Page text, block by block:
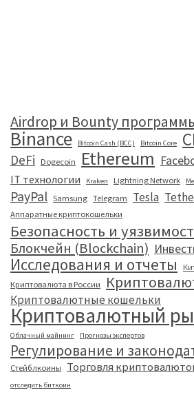
Airdrop и Bounty
Binance Bitcoin Cash (BCC) Bitcoin Core
DeFi Dogecoin Ethereum
IT технологии Kraken Lightning Network
PayPal Samsung Telegram Tesla
Аппаратные криптокошельки
Безопасность и
Блокчейн (Blockchain)
Исследования и отчеты
Криптовалюта в России
Криптовалютные кошельки
Криптовалютный
Облачный майнинг Прогнозы экспертов
Регулирование и
Стейблкоины Торговля
отследить биткоин